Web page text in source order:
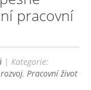
pracovní
| Kategorie:
,Pracovní život